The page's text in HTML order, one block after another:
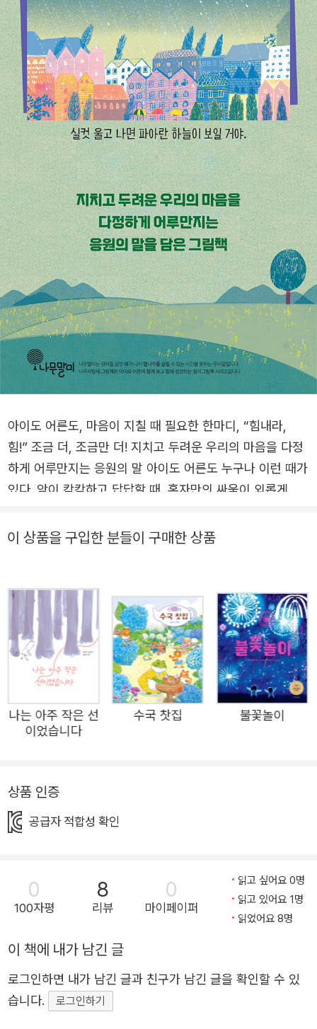
아이도 어른도, 마음이 지칠 때 필요한 한마디, “힘내라,
힘!” 조금 더, 조금만 더! 지치고 두려운 우리의 마음을 다정
하게 어루만지는 응원의 말 아이도 어른도 누구나 이런 때가
있다. 앞이 캄캄하고 답답할 때, 혼자만의 싸움이 외롭게 느
픈데도 꾹꾹 눈물을 참을 때. 이렇게 마음이 지쳐있을 때도
힘!”, "괜찮아. 넌 할 수 있어. 힘내라, 힘!" 그림책 『힘내라,
힘!』은 지치고 두려운 마음을 다정하게 어루만지며, 다시 한
걸음을 내딛게 하는 응원의 메시지를 전하는 그림책이다. 어
둠 속에 갇힌 듯한 기분, 마음을 눌러오는 걱정, 자꾸만 작아
지는 용기 앞에서 이렇게 말한다. "조금은 멈춰도 괜찮고, 서
두르지 않아도 괜찮아. 네 안의 힘을 믿어." 그림책 테라피스
트 김세실 작가의 섬세하고 공감 어린 글은 독자의 마음 깊
담아내기 위해, 모든 것이 답답하고 어렵게만 느껴지는 마음
은 청색의 모노톤으로 표현하고, 힘을 내고 어려움을 이겨내
는 부분은 빛이 비춰진 것처럼 다양한 색으로 표현했다. 각
어, 아이들은 물론 어른 독자에게도 위로와 희망을 건넨다.
이 책은 단지 ‘힘내!’라는 말로 끝나지 않는다. 진심 어린 응
원은 어떻게 시작되고, 어디에 도달할 수 있는지를 보여주
다. 지금 이 순간, 마음속 어디선가 조용히 울리는 그 목소
리, “힘내라, 힘!”
이 상품을 구입한 분들이 구매한 상품
나는 아주 작은 선
이었습니다
수국 찻집 불꽃놀이
상품 인증
공급자 적합성 확인
0
100자평
8
리뷰
0
마이페이퍼
읽고 싶어요 0명
읽고 있어요 1명
읽었어요 8명
이 책에 내가 남긴 글
로그인하면 내가 남긴 글과 친구가 남긴 글을 확인할 수 있
습니다.
로그인하기